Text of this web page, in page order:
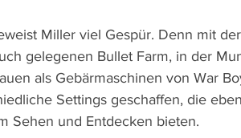
Miller viel Gespür. Denn mit
gelegenen Bullet Farm, in der
als Gebärmaschinen von War
Settings geschaffen, die
Sehen und Entdecken bieten.